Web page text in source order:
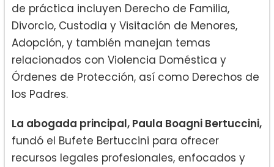
de práctica incluyen Derecho de Familia,
Divorcio, Custodia y Visitación de Menores,
Adopción, y también manejan temas
relacionados con Violencia Doméstica y
Órdenes de Protección, así como Derechos de
los Padres.
La abogada principal, Paula Boagni Bertuccini,
fundó el Bufete Bertuccini para ofrecer
recursos legales profesionales, enfocados y